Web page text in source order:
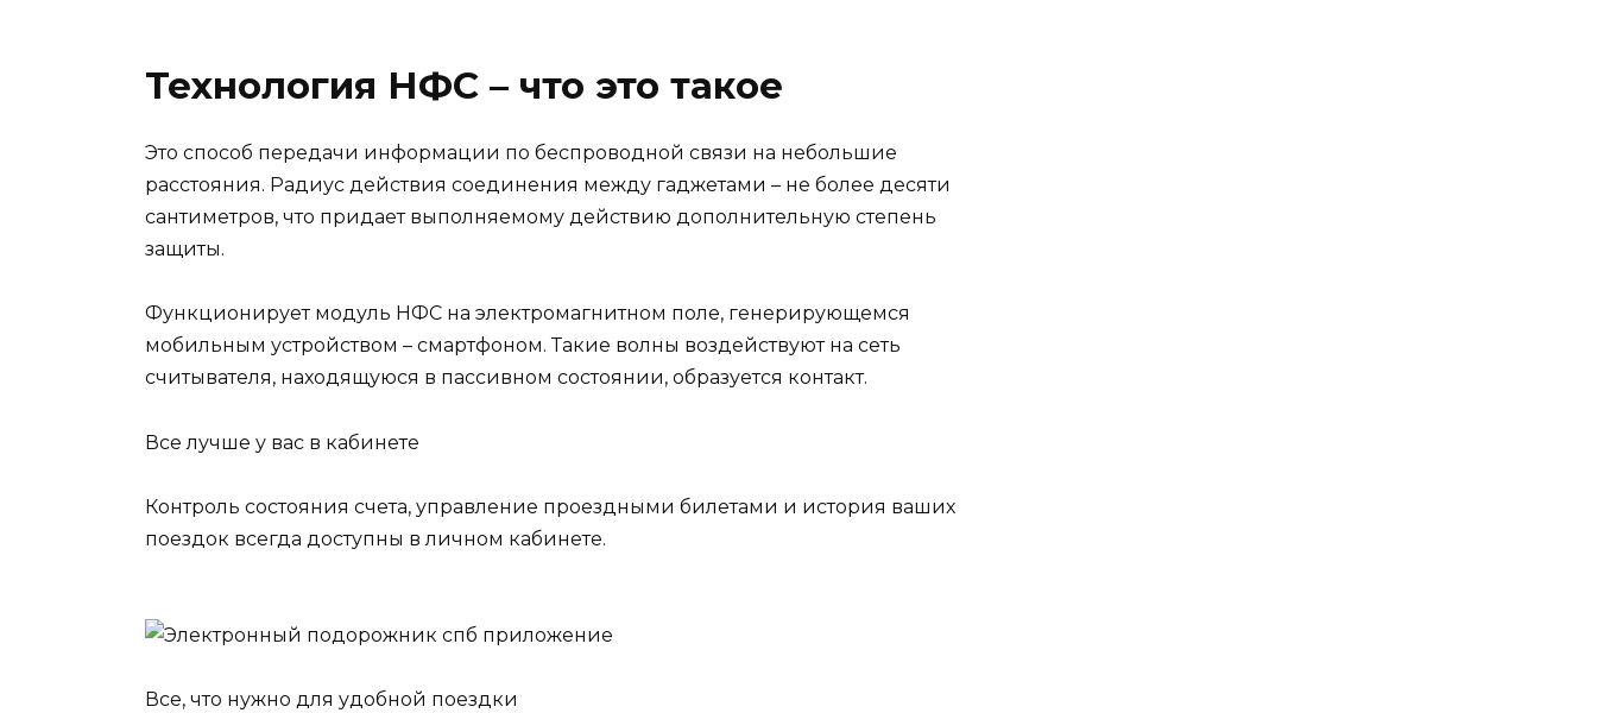
Технология НФС – что это такое
Это способ передачи информации по беспроводной связи на небольшие
расстояния. Радиус действия соединения между гаджетами – не более десяти
сантиметров, что придает выполняемому действию дополнительную степень
защиты.
Функционирует модуль НФС на электромагнитном поле, генерирующемся
мобильным устройством – смартфоном. Такие волны воздействуют на сеть
считывателя, находящуюся в пассивном состоянии, образуется контакт.
Все лучше у вас в кабинете
Контроль состояния счета, управление проездными билетами и история ваших
поездок всегда доступны в личном кабинете.
Все, что нужно для удобной поездки